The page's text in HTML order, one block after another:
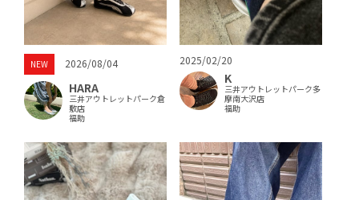
NEW 2026/08/04
HARA
三井アウトレットパーク倉
敷店
福助
2025/02/20
K
三井アウトレットパーク多
摩南大沢店
福助